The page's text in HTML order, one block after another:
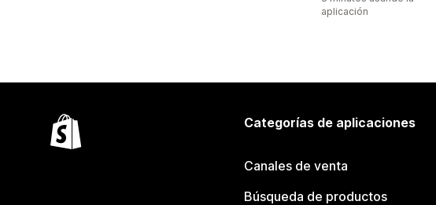
aplicación
Categorías de aplicaciones
Canales de venta
Búsqueda de productos